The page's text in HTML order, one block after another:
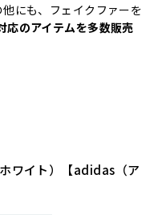
にも、フェイクファーを
応のアイテムを多数販売
ワイト）【adidas（ア